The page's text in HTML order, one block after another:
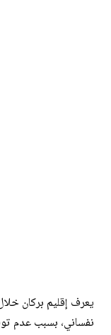
يعرف إقليم بركان
نفساني، بسبب عدم